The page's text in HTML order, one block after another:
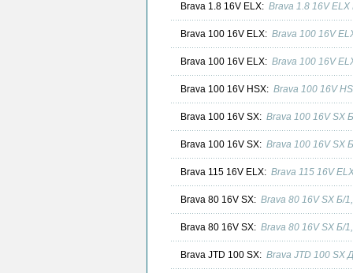
Brava 1.8 16V ELX: Brava 1.8 16V
Brava 100 16V ELX: Brava 100 16V
Brava 100 16V ELX: Brava 100 16V
Brava 100 16V HSX: Brava 100 16V
Brava 100 16V SX: Brava 100 16V SX
Brava 100 16V SX: Brava 100 16V SX
Brava 115 16V ELX: Brava 115 16V
Brava 80 16V SX: Brava 80 16V SX Б/
Brava 80 16V SX: Brava 80 16V SX Б/
Brava JTD 100 SX: Brava JTD 100 SX